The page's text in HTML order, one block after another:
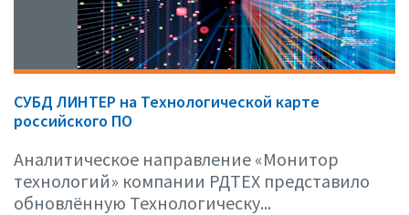
СУБД ЛИНТЕР на Технологической карте
российского ПО
Аналитическое направление «Монитор
технологий» компании РДТЕХ представило
обновлённую Технологическу...